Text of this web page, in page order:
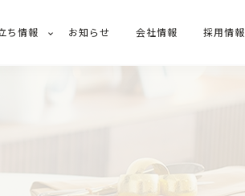
ち情報 お知らせ 会社情報 採用情報